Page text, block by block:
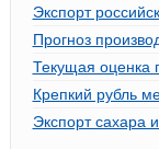
Экспорт
Прогноз
Текущая оценка
Крепкий рубль
Экспорт сахара